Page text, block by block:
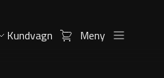
Kundvagn Meny